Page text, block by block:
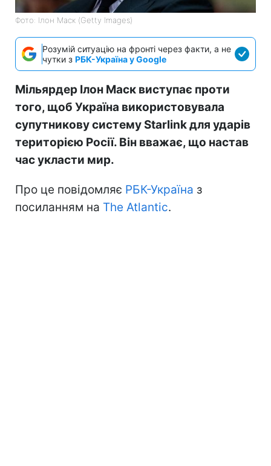
Фото: Ілон Маск (Getty Images)
Розумій ситуацію на фронті через факти, а не
чутки з РБК-Україна у Google
Мільярдер Ілон Маск виступає проти
того, щоб Україна використовувала
супутникову систему Starlink для ударів
територією Росії. Він вважає, що настав
час укласти мир.
Про це повідомляє РБК-Україна з
посиланням на The Atlantic.